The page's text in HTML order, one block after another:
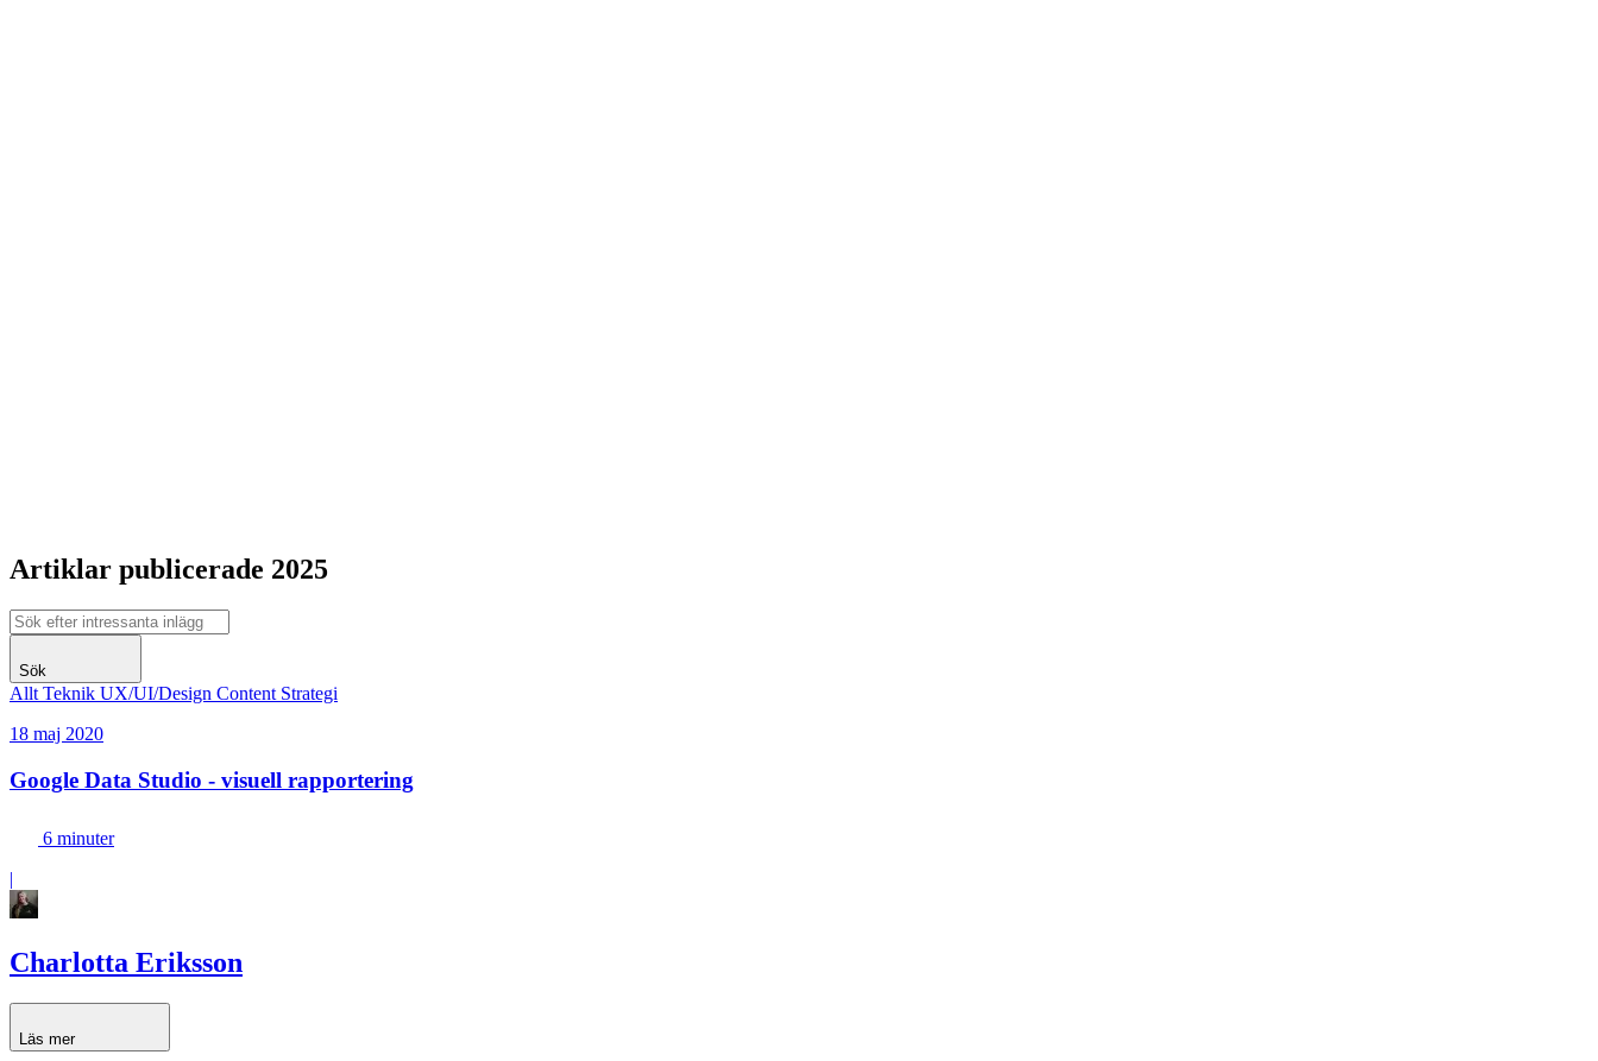
Artiklar publicerade 2025
Sök
Allt Teknik UX/UI/Design Content Strategi
18 maj 2020
Google Data Studio - visuell rapportering
6 minuter
|
Charlotta Eriksson
Läs mer